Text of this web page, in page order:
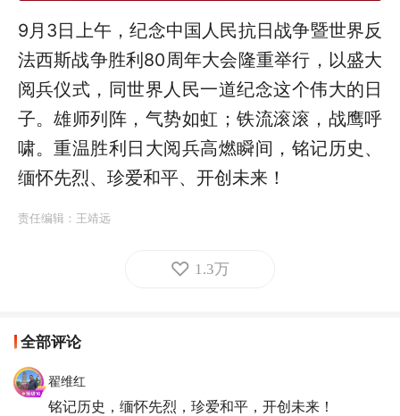
9月3日上午，纪念中国人民抗日战争暨世界反
法西斯战争胜利80周年大会隆重举行，以盛大
阅兵仪式，同世界人民一道纪念这个伟大的日
子。雄师列阵，气势如虹；铁流滚滚，战鹰呼
啸。重温胜利日大阅兵高燃瞬间，铭记历史、
缅怀先烈、珍爱和平、开创未来！
责任编辑： 王靖远
1.3万
全部评论
翟维红
铭记历史，缅怀先烈，珍爱和平，开创未来！